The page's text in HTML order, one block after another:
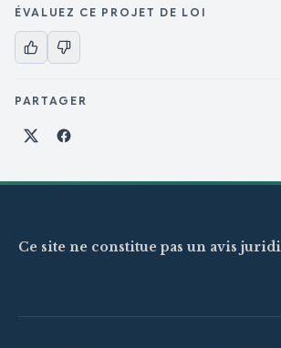
ÉVALUEZ CE PROJET DE LOI
PARTAGER
Partager sur X
Partager sur Facebook
Ce site ne constitue pas un avis